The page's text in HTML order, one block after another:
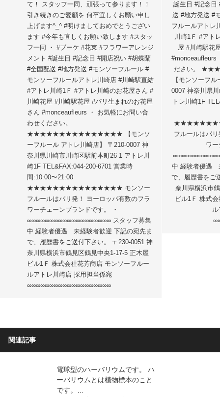
て！ スタッフ一同、頑張って参ります！！
引き続きのご愛顧を 何卒宜しくお願い申し
上げます^_^ #明けましておめでとうござい
ます #今年も宜しくお願い致します #スタッ
フ一同 ・ #ブーケ #花束 #フラワーアレンジ
メント #誕生日 #記念日 #開店祝い #胡蝶蘭
#全国配送 #地方発送 #モンソーフルール #
モンソーフルールアトレ川崎店 #川崎駅直結
#アトレ川崎1Ｆ #アトレ川崎のお花屋さん #
川崎花屋 #川崎駅花屋 #パリ生まれのお花屋
さん #monceaufleurs ・ お気軽にお問い合
わせください。
★★★★★★★★★★★★★★★ 【モンソ
ーフルール アトレ川崎店】 〒210-0007 神
奈川県川崎市川崎区駅前本町26-1 アトレ川
崎1F TEL&FAX:044-200-6701 営業時
間:10:00〜21:00
★★★★★★★★★★★★★★★ モンソー
フルールはパリ発！ ヨーロッパ有数のフラ
ワーチェーンブランドです。 ・
∞∞∞∞∞∞∞∞∞∞∞∞∞∞∞∞∞∞∞ スタッフ募集
中 経験者優遇 未経験者歓迎 下記の宛先ま
で、履歴書をご送付下さい。 〒230-0051 神
奈川県横浜市鶴見区鶴見中央1-17-5 正木屋
ビル1Ｆ 株式会社花芳商店 モンソーフルー
ルアトレ川崎店 採用担当係宛
∞∞∞∞∞∞∞∞∞∞∞∞∞∞∞∞∞∞∞
誕生日 #記念日
送 #地方発送 #
フルールアトレ
川崎1Ｆ #アト
屋 #川崎駅花
#monceaufleurs
ださい。
【モンソーフ
0007 神奈川県
トレ川崎1F
フルールはパ
ワ
中 経験者優遇
で、履歴書をご
奈川県横浜市
ビル1Ｆ 株式
関連記事
電球型のハーバリウムです。 ハ
ーバリウムとは植物標本のこと
です。…